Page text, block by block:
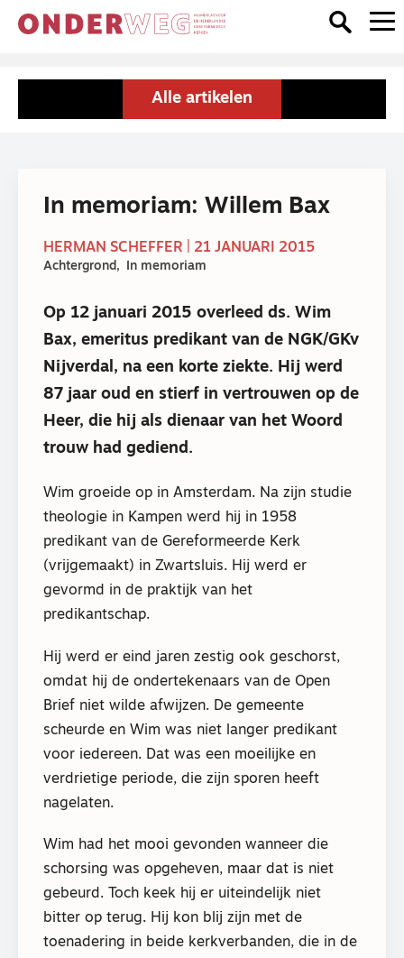
Alle artikelen
In memoriam: Willem Bax
HERMAN SCHEFFER | 21 JANUARI 2015
Achtergrond In memoriam
Op 12 januari 2015 overleed ds. Wim
Bax, emeritus predikant van de NGK/GKv
Nijverdal, na een korte ziekte. Hij werd
87 jaar oud en stierf in vertrouwen op de
Heer, die hij als dienaar van het Woord
trouw had gediend.
Wim groeide op in Amsterdam. Na zijn studie
theologie in Kampen werd hij in 1958
predikant van de Gereformeerde Kerk
(vrijgemaakt) in Zwartsluis. Hij werd er
gevormd in de praktijk van het
predikantschap.
Hij werd er eind jaren zestig ook geschorst,
omdat hij de ondertekenaars van de Open
Brief niet wilde afwijzen. De gemeente
scheurde en Wim was niet langer predikant
voor iedereen. Dat was een moeilijke en
verdrietige periode, die zijn sporen heeft
nagelaten.
Wim had het mooi gevonden wanneer die
schorsing was opgeheven, maar dat is niet
gebeurd. Toch keek hij er uiteindelijk niet
bitter op terug. Hij kon blij zijn met de
toenadering in beide kerkverbanden, die in de